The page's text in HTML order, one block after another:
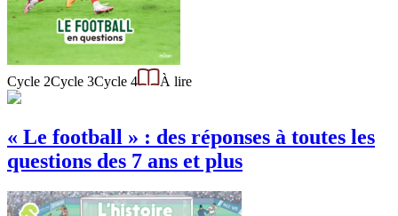
Cycle 2Cycle 3Cycle 4 À lire
« Le football » : des réponses à toutes les
questions des 7 ans et plus